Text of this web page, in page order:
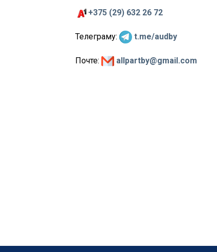
+375 (29) 632 26 72
Телеграму: t.me/audby
Почте: allpartby@gmail.com